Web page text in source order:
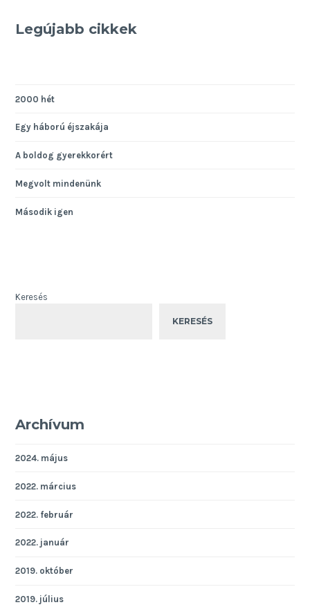
Legújabb cikkek
2000 hét
Egy háború éjszakája
A boldog gyerekkorért
Megvolt mindenünk
Második igen
Keresés
KERESÉS
Archívum
2024. május
2022. március
2022. február
2022. január
2019. október
2019. július